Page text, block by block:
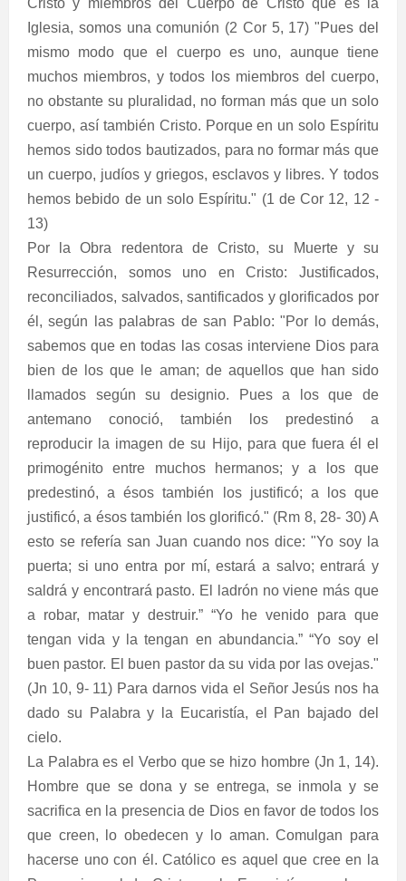
Iglesia, somos una comunión (2 Cor 5, 17) "Pues del
mismo modo que el cuerpo es uno, aunque tiene
muchos miembros, y todos los miembros del cuerpo,
no obstante su pluralidad, no forman más que un solo
cuerpo, así también Cristo. Porque en un solo Espíritu
hemos sido todos bautizados, para no formar más que
un cuerpo, judíos y griegos, esclavos y libres. Y todos
hemos bebido de un solo Espíritu." (1 de Cor 12, 12 -
13)
Por la Obra redentora de Cristo, su Muerte y su
Resurrección, somos uno en Cristo: Justificados,
reconciliados, salvados, santificados y glorificados por
él, según las palabras de san Pablo: "Por lo demás,
sabemos que en todas las cosas interviene Dios para
bien de los que le aman; de aquellos que han sido
llamados según su designio. Pues a los que de
antemano conoció, también los predestinó a
reproducir la imagen de su Hijo, para que fuera él el
primogénito entre muchos hermanos; y a los que
predestinó, a ésos también los justificó; a los que
justificó, a ésos también los glorificó." (Rm 8, 28- 30) A
esto se refería san Juan cuando nos dice: "Yo soy la
puerta; si uno entra por mí, estará a salvo; entrará y
saldrá y encontrará pasto. El ladrón no viene más que
a robar, matar y destruir.” “Yo he venido para que
tengan vida y la tengan en abundancia.” “Yo soy el
buen pastor. El buen pastor da su vida por las ovejas."
(Jn 10, 9- 11) Para darnos vida el Señor Jesús nos ha
dado su Palabra y la Eucaristía, el Pan bajado del
cielo.
La Palabra es el Verbo que se hizo hombre (Jn 1, 14).
Hombre que se dona y se entrega, se inmola y se
sacrifica en la presencia de Dios en favor de todos los
que creen, lo obedecen y lo aman. Comulgan para
hacerse uno con él. Católico es aquel que cree en la